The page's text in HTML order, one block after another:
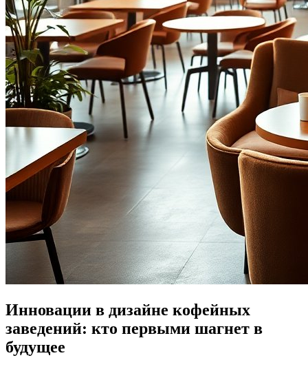
Инновации в дизайне кофейных
заведений: кто первыми шагнет в
будущее